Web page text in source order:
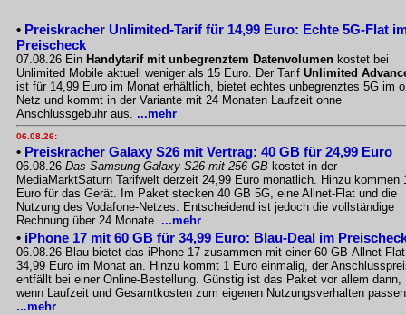
• Preiskracher Unlimited-Tarif für 14,99 Euro: Echte 5G-Flat
Preischeck
07.08.26 Ein Handytarif mit unbegrenztem Datenvolumen kostet bei
Unlimited Mobile aktuell weniger als 15 Euro. Der Tarif Unlimited
ist für 14,99 Euro im Monat erhältlich, bietet echtes unbegrenztes 5G im
Netz und kommt in der Variante mit 24 Monaten Laufzeit ohne
Anschlussgebühr aus. ...mehr
06.08.26:
• Preiskracher Galaxy S26 mit Vertrag: 40 GB für 24,99 Euro
06.08.26 Das Samsung Galaxy S26 mit 256 GB kostet in der
MediaMarktSaturn Tarifwelt derzeit 24,99 Euro monatlich. Hinzu kommen
Euro für das Gerät. Im Paket stecken 40 GB 5G, eine Allnet-Flat und die
Nutzung des Vodafone-Netzes. Entscheidend ist jedoch die vollständige
Rechnung über 24 Monate. ...mehr
• iPhone 17 mit 60 GB für 34,99 Euro: Blau-Deal im
06.08.26 Blau bietet das iPhone 17 zusammen mit einer 60-GB-Allnet-
34,99 Euro im Monat an. Hinzu kommt 1 Euro einmalig, der
entfällt bei einer Online-Bestellung. Günstig ist das Paket vor allem dann,
wenn Laufzeit und Gesamtkosten zum eigenen Nutzungsverhalten
...mehr